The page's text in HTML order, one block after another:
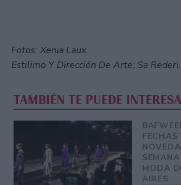
Fotos: Xenia Laux.
Estilimo Y Dirección De Arte: Sa Rederi.
TAMBIÉN TE PUEDE
FECHAS
MODA
AIRES